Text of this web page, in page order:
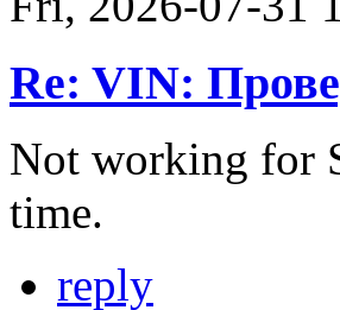
Re: VIN:
Not working for
time.
reply